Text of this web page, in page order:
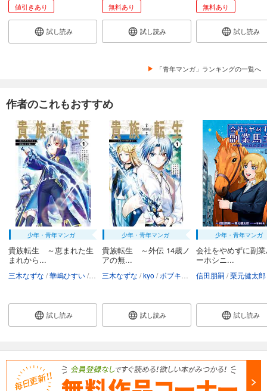
カート
試し読み
試し読み
あらすじを表示する
会社をやめて馬主やります！ ― アキコノユメヲ ― 112
110円 (税込)
カート
試し読み
あらすじを表示する
会社をやめて馬主やります！ ― アキコノユメヲ ― 113
カート
110円 (税込)
試し読み
値引きあり
試し読み
無料あり
試し読み
無料あり
試し読み
「青年マンガ」ランキングの一覧へ
作者のこれもおすすめ
少年・青年マンガ
貴族転生 ～恵まれた生
まれから...
三木なずな 華嶋ひすい 栗元健太郎
試し読み
少年・青年マンガ
貴族転生 ～外伝 14歳ノ
アの無...
三木なずな kyo ボブキャ 栗元健太郎
試し読み
少年・青年マンガ
会社をやめずに副
ーホシニ...
信田朋嗣 栗元健太郎
試し読み